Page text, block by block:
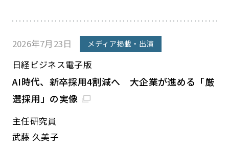
2026年7月23日 メディア掲載・出演
日経ビジネス電子版
AI時代、新卒採用4割減へ 大企業が進める「厳
選採用」の実像
主任研究員
武藤 久美子